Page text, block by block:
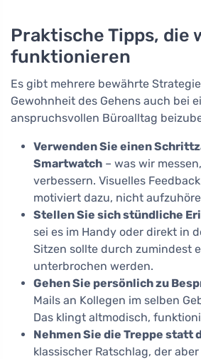
Praktische Tipps, die
funktionieren
Es gibt mehrere bewährte
Gewohnheit des Gehens auch bei
anspruchsvollen Büroalltag
Verwenden Sie einen
Smartwatch – was wir
verbessern. Visuelles
motiviert dazu, nicht
Stellen Sie sich stündliche
sei es im Handy oder direkt in
Sitzen sollte durch zumindest
unterbrochen werden.
Gehen Sie persönlich zu
Mails an Kollegen im selben
Das klingt altmodisch,
Nehmen Sie die Treppe statt
klassischer Ratschlag, der